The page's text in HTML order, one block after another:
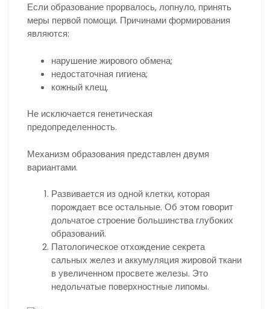
Если образование прорвалось, лопнуло, принять
меры первой помощи. Причинами формирования
являются:
нарушение жирового обмена;
недостаточная гигиена;
кожный клещ.
Не исключается генетическая
предопределенность.
Механизм образования представлен двумя
вариантами.
Развивается из одной клетки, которая
порождает все остальные. Об этом говорит
дольчатое строение большинства глубоких
образований.
Патологическое отхождение секрета
сальных желез и аккумуляция жировой ткани
в увеличенном просвете железы. Это
недольчатые поверхностные липомы.